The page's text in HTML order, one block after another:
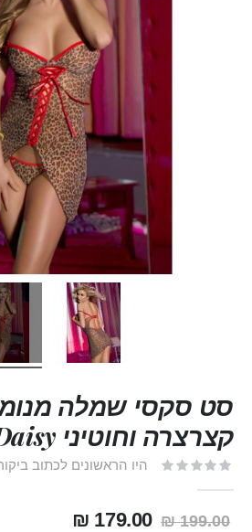
סט סקסי שמלה
קצרצרה וחוטיני Daisy
היו הראשונים לכתוב
199.00 ₪
179.00 ₪